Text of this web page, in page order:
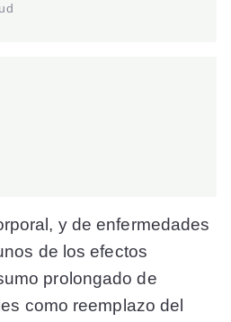
y de enfermedades
de los efectos
prolongado de
como reemplazo del